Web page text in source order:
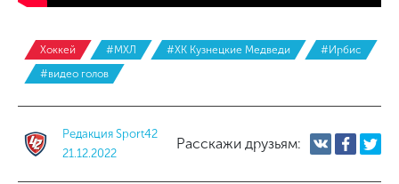
Хоккей #МХЛ #ХК Кузнецкие Медведи
#Ирбис
#видео голов
Редакция Sport42
21.12.2022
Расскажи друзьям: